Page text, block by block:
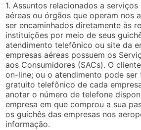
1. Assuntos relacionados a
aéreas ou órgãos que operam nos
ser encaminhados diretamente às
instituições por meio de seus
atendimento telefônico ou site da
empresas aéreas possuem os
aos Consumidores (SACs). O
on-line; ou o atendimento pode
gratuito telefônico de cada
anotar o número de telefone
empresa em que comprou a sua
os guichês das empresas nos
informação.